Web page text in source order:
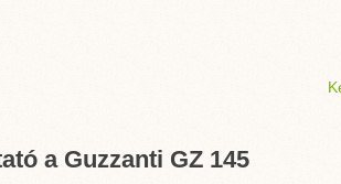
a Guzzanti GZ 145